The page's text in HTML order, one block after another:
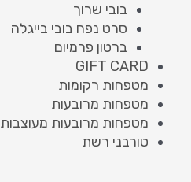
בובי שרוך
סרט נפח בובי בייגלה
ברטון פרמיום
GIFT CARD
מטפחות רקומות
מטפחות מרובעות
מטפחות מרובעות מעוצבות
טורבני רשת